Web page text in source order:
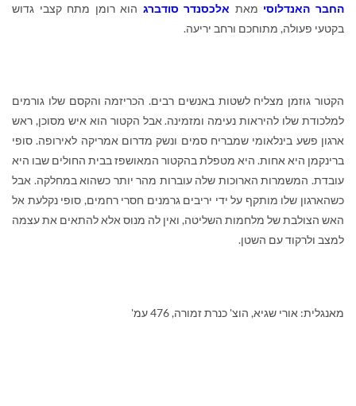
החבר האנדלוסי מאת אלכסנדר סודברג הוא רומן מתח קצבי גדוש
בקטעי פעולה, מתוחכם ורחב יריעה.
הקטור גוזמן מצליח לשטות באנשים רבים. הכריזמה והקסם שלו גורמים
למלכודת שלו להיראות נעימה ומזמינה. אבל הקטור הוא איש מסוכן, ראש
ארגון פשע בינלאומי שמבריח סמים ונשק מדרום אמריקה לאירופה. סופי
ברינקמן היא אחות. היא מטפלת בהקטור המאושפז בבית החולים שבו היא
עובדת. המשמרות הארוכות שלה עוברות מהר יותר כשהוא במחלקה. אבל
כשהארגון שלו מותקף על ידי יריבים גרמנים חסרי רחמים, סופי נקלעת אל
האש הצולבת של מלחמות השליטה, ואין לה מנוס אלא להתאים את עצמה
למצב ולרקוד עם השטן.
מאנגלית: אורי שגיא, הוצ' כנרת זמורה, 476 עמ'